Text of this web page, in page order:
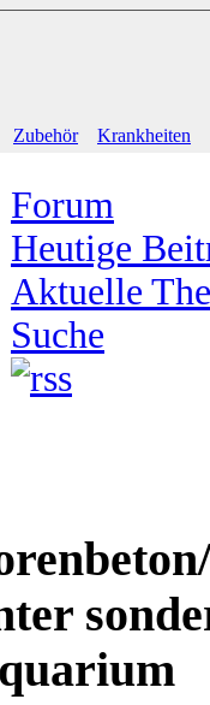
Zubehör Krankheiten
Forum
Heutige
Aktuelle
Suche